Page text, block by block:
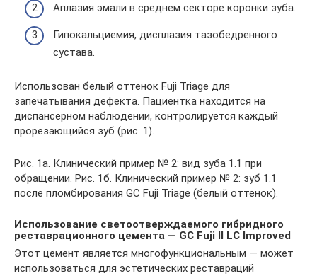
Аплазия эмали в среднем секторе коронки зуба.
Гипокальциемия, дисплазия тазобедренного
сустава.
Использован белый оттенок Fuji Triage для
запечатывания дефекта. Пациентка находится на
диспансерном наблюдении, контролируется каждый
прорезающийся зуб (рис. 1).
Рис. 1а. Клинический пример № 2: вид зуба 1.1 при
обращении. Рис. 1б. Клинический пример № 2: зуб 1.1
после пломбирования GC Fuji Triage (белый оттенок).
Использование светоотверждаемого гибридного
реставрационного цемента — GC Fuji II LC Improved
Этот цемент является многофункциональным — может
использоваться для эстетических реставраций